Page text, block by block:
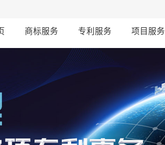
商标服务 专利服务 项目服务